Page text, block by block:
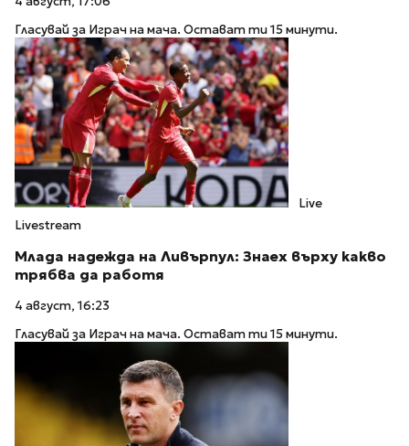
Гласувай за Играч на мача. Остават ти 15 минути.
Live
Livestream
Млада надежда на Ливърпул: Знаех върху какво
трябва да работя
4 август, 16:23
Гласувай за Играч на мача. Остават ти 15 минути.